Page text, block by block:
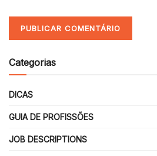
Categorias
DICAS
GUIA DE PROFISSÕES
JOB DESCRIPTIONS